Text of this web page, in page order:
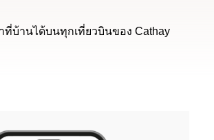
บ้านได้บนทุกเที่ยวบินของ Cathay